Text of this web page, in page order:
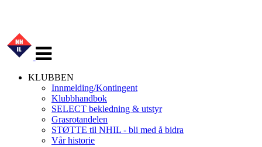
navigasjon
KLUBBEN
Innmelding/Kontingent
Klubbhandbok
SELECT bekledning & utstyr
Grasrotandelen
STØTTE til NHIL - bli med å bidra
Vår historie